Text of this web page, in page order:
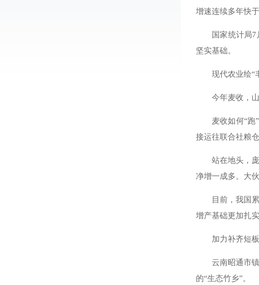
增速连续多年快
国家统计局
坚实基础。
现代农业绘“
今年麦收，
麦收如何“跑
接运往联合社粮
站在地头，
净增一成多。大
目前，我国
增产基础更加扎实
加力补齐短
云南昭通市
的“生态竹乡”。